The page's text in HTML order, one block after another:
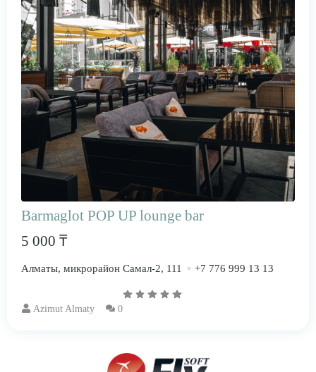
Barmaglot POP UP lounge bar
5 000 ₸
Алматы, микрорайон Самал-2, 111 +7 776 999 13 13
Azimut Almaty 0